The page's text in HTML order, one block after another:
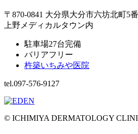
〒870-0841 大分県大分市六坊北町5
上野メディカルタウン内
駐車場27台完備
バリアフリー
杵築いちみや医院
tel.097-576-9127
© ICHIMIYA DERMATOLOGY